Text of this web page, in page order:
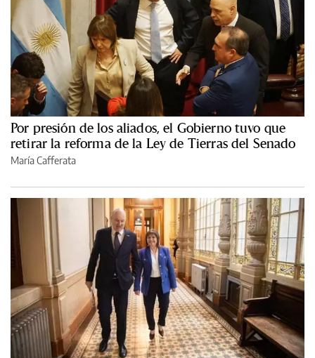
Por presión de los aliados, el Gobierno tuvo que
retirar la reforma de la Ley de Tierras del Senado
María Cafferata